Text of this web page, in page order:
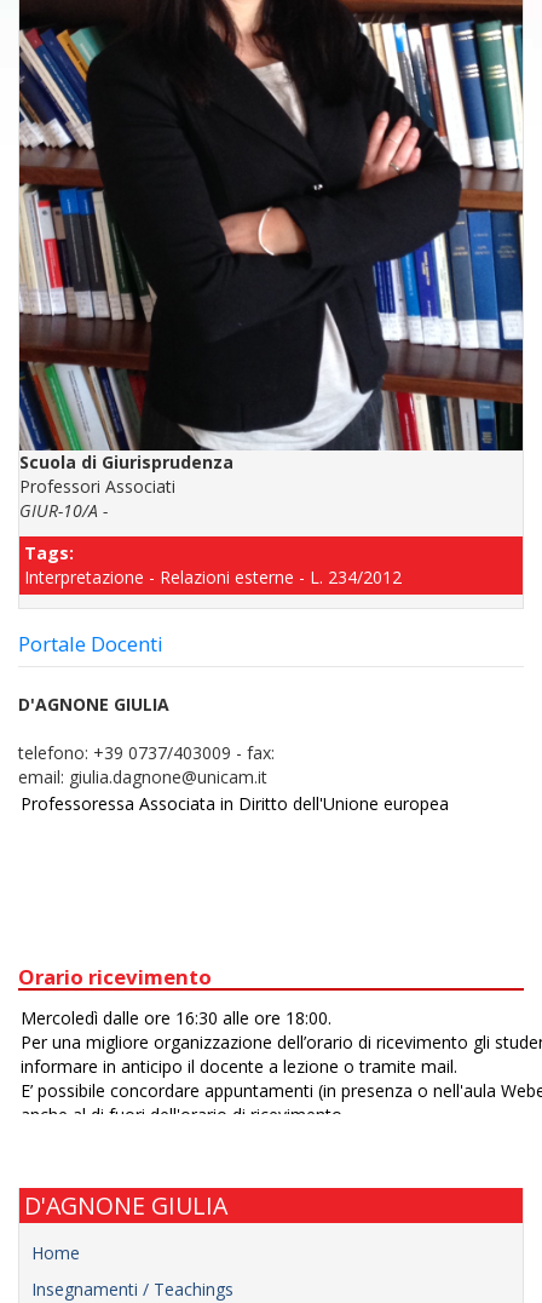
Scuola di Giurisprudenza
Professori Associati
GIUR-10/A -
Tags:
Interpretazione - Relazioni esterne - L. 234/2012
Portale Docenti
D'AGNONE GIULIA
telefono: +39 0737/403009 - fax:
email: giulia.dagnone@unicam.it
Orario ricevimento
D'AGNONE GIULIA
Home
Insegnamenti / Teachings